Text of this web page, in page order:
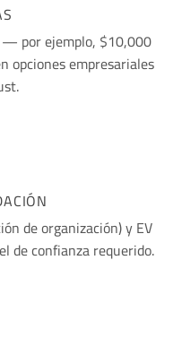
por ejemplo, $10,000
opciones empresariales
de organización) y EV
de confianza requerido.